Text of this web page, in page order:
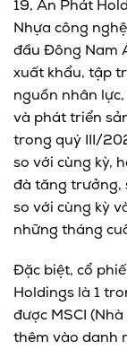
19, An Phát
Nhựa công
đầu Đông Nam
xuất khẩu, tập
nguồn nhân
và phát triển
trong quý III/
so với cùng kỳ,
đà tăng trưởng,
so với cùng kỳ
những tháng
Đặc biệt, cổ
Holdings là 1
được MSCI
thêm vào danh